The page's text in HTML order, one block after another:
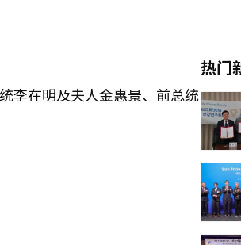
李在明及夫人金惠景、前总统
热门